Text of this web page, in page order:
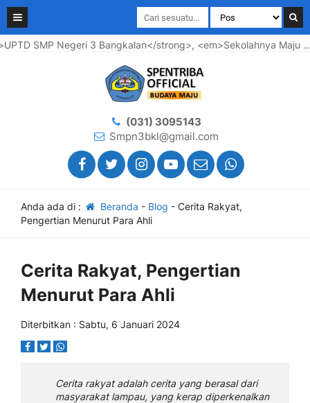
SMP Negeri 3 Bangkalan</strong>, <em>Sekolahnya Maju ....
(031) 3095143
Smpn3bkl@gmail.com
Anda ada di : Beranda - Blog - Cerita Rakyat,
Pengertian Menurut Para Ahli
Cerita Rakyat, Pengertian
Menurut Para Ahli
Diterbitkan : Sabtu, 6 Januari 2024
Cerita rakyat adalah cerita yang berasal dari
masyarakat lampau, yang kerap diperkenalkan